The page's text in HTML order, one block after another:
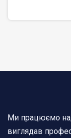
Ми працюємо
виглядав